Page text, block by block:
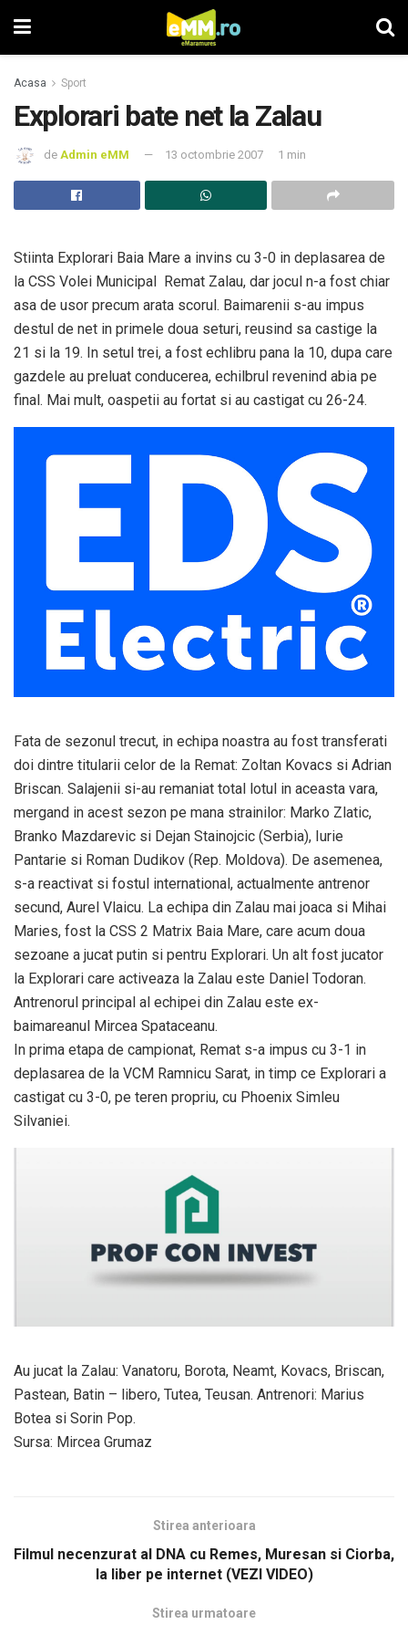
Acasa Sport
Explorari bate net la Zalau
de Admin eMM 13 octombrie 2007 1 min
Stiinta Explorari Baia Mare a invins cu 3-0 in deplasarea de
la CSS Volei Municipal Remat Zalau, dar jocul n-a fost chiar
asa de usor precum arata scorul. Baimarenii s-au impus
destul de net in primele doua seturi, reusind sa castige la
21 si la 19. In setul trei, a fost echlibru pana la 10, dupa care
gazdele au preluat conducerea, echilbrul revenind abia pe
final. Mai mult, oaspetii au fortat si au castigat cu 26-24.
Fata de sezonul trecut, in echipa noastra au fost transferati
doi dintre titularii celor de la Remat: Zoltan Kovacs si Adrian
Briscan. Salajenii si-au remaniat total lotul in aceasta vara,
mergand in acest sezon pe mana strainilor: Marko Zlatic,
Branko Mazdarevic si Dejan Stainojcic (Serbia), Iurie
Pantarie si Roman Dudikov (Rep. Moldova). De asemenea,
s-a reactivat si fostul international, actualmente antrenor
secund, Aurel Vlaicu. La echipa din Zalau mai joaca si Mihai
Maries, fost la CSS 2 Matrix Baia Mare, care acum doua
sezoane a jucat putin si pentru Explorari. Un alt fost jucator
la Explorari care activeaza la Zalau este Daniel Todoran.
Antrenorul principal al echipei din Zalau este ex-
baimareanul Mircea Spataceanu.
In prima etapa de campionat, Remat s-a impus cu 3-1 in
deplasarea de la VCM Ramnicu Sarat, in timp ce Explorari a
castigat cu 3-0, pe teren propriu, cu Phoenix Simleu
Silvaniei.
Au jucat la Zalau: Vanatoru, Borota, Neamt, Kovacs, Briscan,
Pastean, Batin – libero, Tutea, Teusan. Antrenori: Marius
Botea si Sorin Pop.
Sursa: Mircea Grumaz
Stirea anterioara
Filmul necenzurat al DNA cu Remes, Muresan si Ciorba,
la liber pe internet (VEZI VIDEO)
Stirea urmatoare